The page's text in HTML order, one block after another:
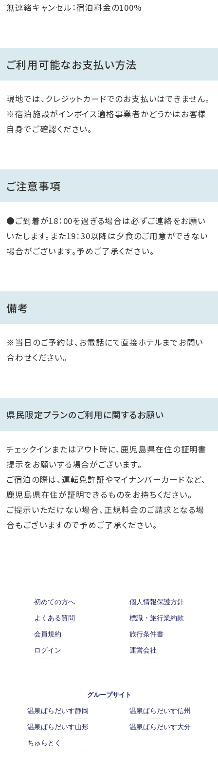
無連絡キャンセル：宿泊料金の100%
ご利用可能なお支払い方法
現地では、クレジットカードでのお支払いはできません。
※宿泊施設がインボイス適格事業者かどうかはお客様
自身でご確認ください。
ご注意事項
●ご到着が18：00を過ぎる場合は必ずご連絡をお願い
いたします。また19：30以降は夕食のご用意ができない
場合がございます。予めご了承ください。
備考
※当日のご予約は、お電話にて直接ホテルまでお問い
合わせください。
県民限定プランのご利用に関するお願い
チェックインまたはアウト時に、鹿児島県在住の証明書
提示をお願いする場合がございます。
ご宿泊の際は、運転免許証やマイナンバーカードなど、
鹿児島県在住が証明できるものをお持ちください。
ご提示いただけない場合、正規料金のご請求となる場
合もございますので予めご了承ください。
初めての方へ
よくある質問
会員規約
ログイン
個人情報保護方針
標識・旅行業約款
旅行条件書
運営会社
グループサイト
温泉ぱらだいす静岡
温泉ぱらだいす山形
ちゅらとく
温泉ぱらだいす信州
温泉ぱらだいす大分